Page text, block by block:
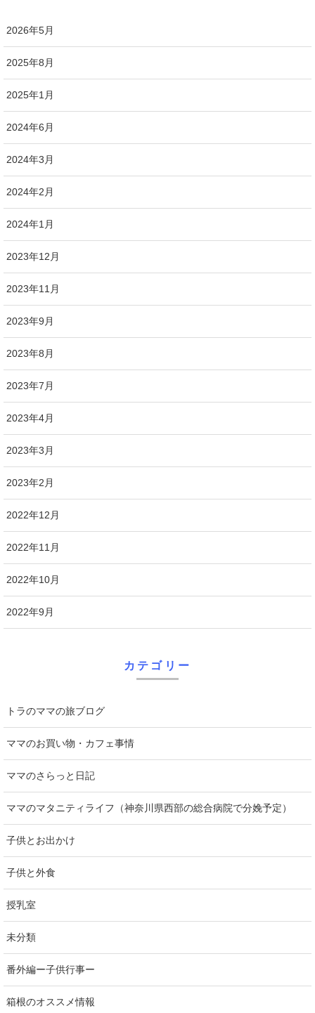
2026年5月
2025年8月
2025年1月
2024年6月
2024年3月
2024年2月
2024年1月
2023年12月
2023年11月
2023年9月
2023年8月
2023年7月
2023年4月
2023年3月
2023年2月
2022年12月
2022年11月
2022年10月
2022年9月
カテゴリー
トラのママの旅ブログ
ママのお買い物・カフェ事情
ママのさらっと日記
ママのマタニティライフ（神奈川県西部の総合病院で分娩予定）
子供とお出かけ
子供と外食
授乳室
未分類
番外編ー子供行事ー
箱根のオススメ情報